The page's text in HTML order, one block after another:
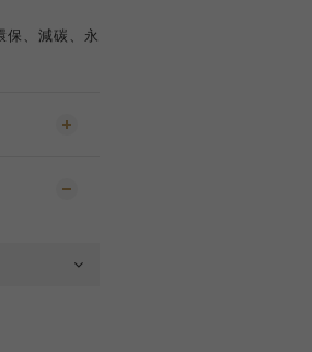
、減碳、永